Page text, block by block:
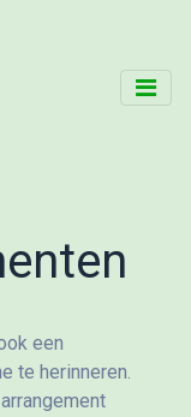
een
te herinneren.